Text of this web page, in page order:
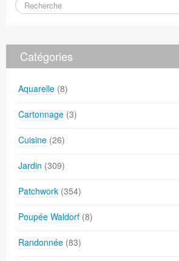
Catégories
Aquarelle (8)
Cartonnage (3)
Cuisine (26)
Jardin (309)
Patchwork (354)
Poupée Waldorf (8)
Randonnée (83)